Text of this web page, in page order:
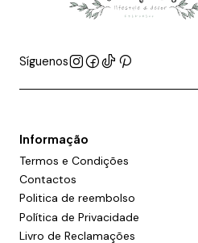
Síguenos
Informação
Termos e Condições
Contactos
Politica de reembolso
Política de Privacidade
Livro de Reclamações